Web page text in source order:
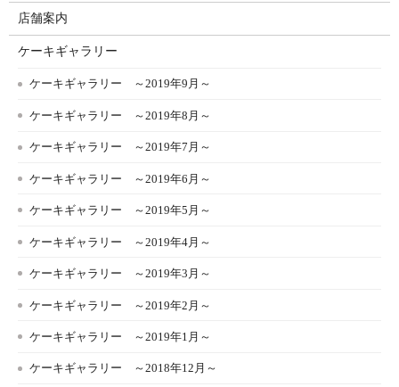
店舗案内
ケーキギャラリー
ケーキギャラリー ～2019年9月～
ケーキギャラリー ～2019年8月～
ケーキギャラリー ～2019年7月～
ケーキギャラリー ～2019年6月～
ケーキギャラリー ～2019年5月～
ケーキギャラリー ～2019年4月～
ケーキギャラリー ～2019年3月～
ケーキギャラリー ～2019年2月～
ケーキギャラリー ～2019年1月～
ケーキギャラリー ～2018年12月～